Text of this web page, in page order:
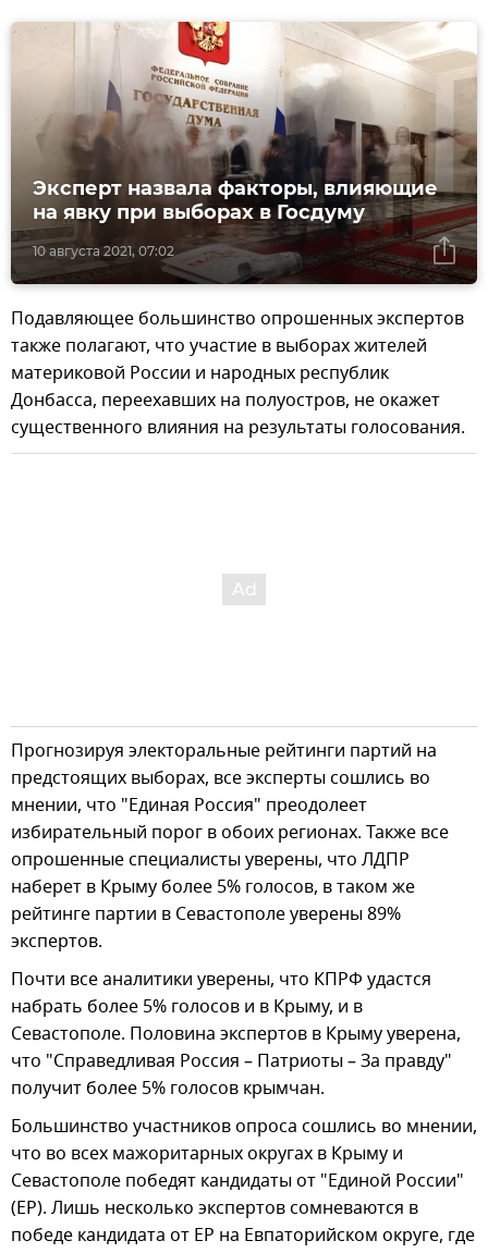
10 августа 2021, 07:02
Эксперт назвала факторы, влияющие
на явку при выборах в Госдуму
Подавляющее большинство опрошенных экспертов
также полагают, что участие в выборах жителей
материковой России и народных республик
Донбасса, переехавших на полуостров, не окажет
существенного влияния на результаты голосования.
Прогнозируя электоральные рейтинги партий на
предстоящих выборах, все эксперты сошлись во
мнении, что "Единая Россия" преодолеет
избирательный порог в обоих регионах. Также все
опрошенные специалисты уверены, что ЛДПР
наберет в Крыму более 5% голосов, в таком же
рейтинге партии в Севастополе уверены 89%
экспертов.
Почти все аналитики уверены, что КПРФ удастся
набрать более 5% голосов и в Крыму, и в
Севастополе. Половина экспертов в Крыму уверена,
что "Справедливая Россия – Патриоты – За правду"
получит более 5% голосов крымчан.
Большинство участников опроса сошлись во мнении,
что во всех мажоритарных округах в Крыму и
Севастополе победят кандидаты от "Единой России"
(ЕР). Лишь несколько экспертов сомневаются в
победе кандидата от ЕР на Евпаторийском округе, где